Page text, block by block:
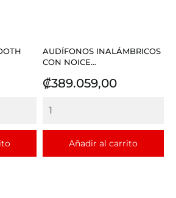
AUDÍFONOS INALÁMBRICOS
CON NOICE...
Precio
₡389.059,00
Añadir al carrito